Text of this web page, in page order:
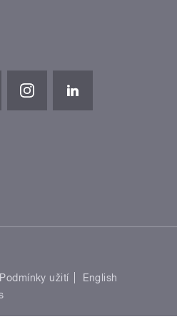
Podmínky užití
English